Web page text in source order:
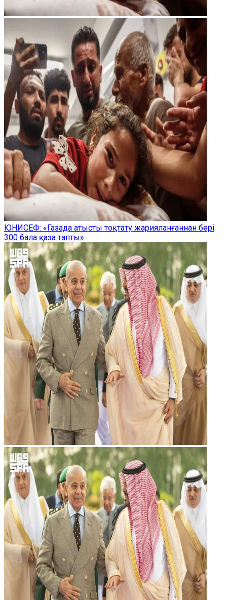
ЮНИСЕФ: «Газада атысты тоқтату жарияланғаннан бері
300 бала қаза тапты»